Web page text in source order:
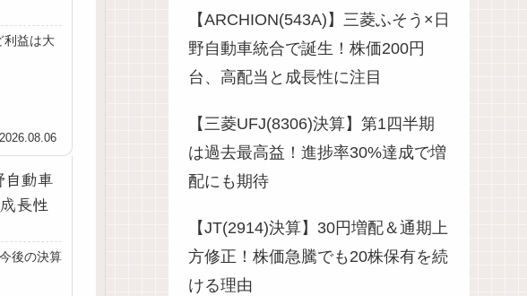
利益は大
2026.08.06
自動車
長性
後の決算
【ARCHION(543A)】三菱ふそう×日
野自動車統合で誕生！株価200円
台、高配当と成長性に注目
【三菱UFJ(8306)決算】第1四半期
は過去最高益！進捗率30%達成で増
配にも期待
【JT(2914)決算】30円増配＆通期上
方修正！株価急騰でも20株保有を続
ける理由